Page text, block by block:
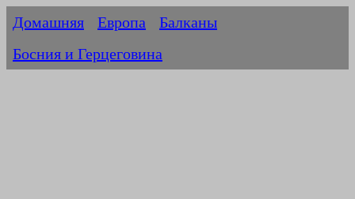
Домашняя Европа
Балканы
Босния и Герцеговина